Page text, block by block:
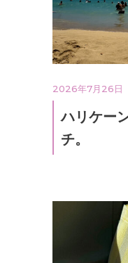
2026年7月26日
ハリケー
チ。